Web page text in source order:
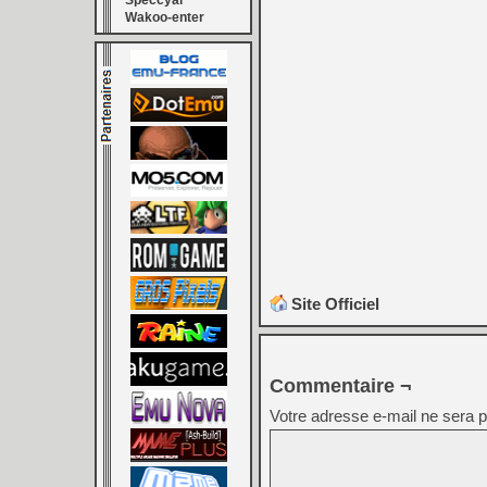
Wakoo-enter
Site Officiel
Commentaire ¬
Votre adresse e-mail ne sera